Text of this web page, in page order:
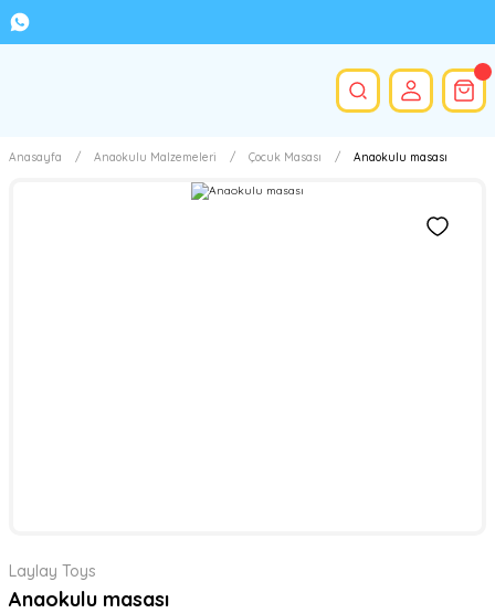
Anasayfa Anaokulu Malzemeleri Çocuk Masası Anaokulu masası
Laylay Toys
Anaokulu masası